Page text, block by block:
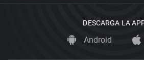
DESCARGA LA
Android